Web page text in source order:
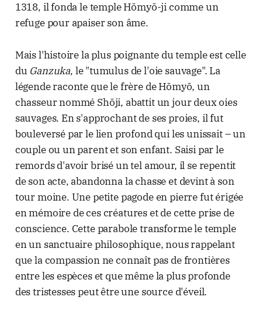
1318, il fonda le temple Hōmyō-ji comme un
refuge pour apaiser son âme.
Mais l'histoire la plus poignante du temple est celle
du Ganzuka, le "tumulus de l'oie sauvage". La
légende raconte que le frère de Hōmyō, un
chasseur nommé Shōji, abattit un jour deux oies
sauvages. En s'approchant de ses proies, il fut
bouleversé par le lien profond qui les unissait – un
couple ou un parent et son enfant. Saisi par le
remords d'avoir brisé un tel amour, il se repentit
de son acte, abandonna la chasse et devint à son
tour moine. Une petite pagode en pierre fut érigée
en mémoire de ces créatures et de cette prise de
conscience. Cette parabole transforme le temple
en un sanctuaire philosophique, nous rappelant
que la compassion ne connaît pas de frontières
entre les espèces et que même la plus profonde
des tristesses peut être une source d'éveil.